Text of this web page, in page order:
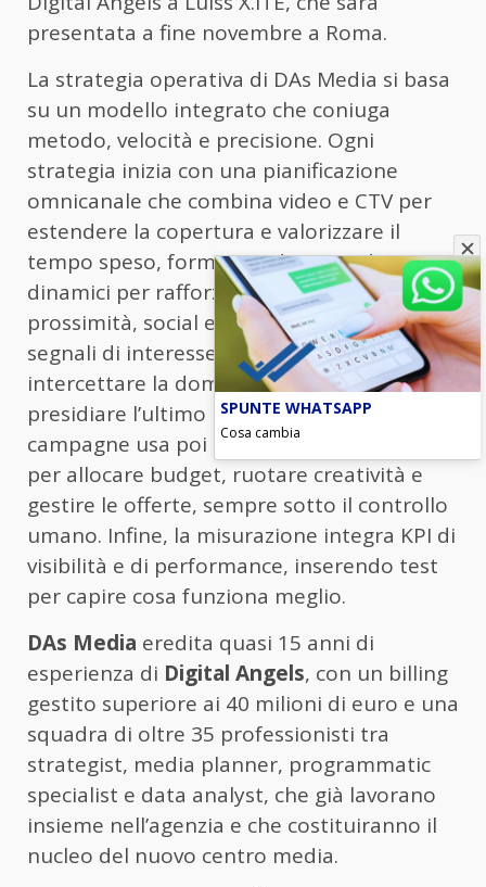
presentata a fine novembre a Roma.
La strategia operativa di DAs Media si basa
su un modello integrato che coniuga
metodo, velocità e precisione. Ogni
strategia inizia con una pianificazione
omnicanale che combina video e CTV per
estendere la copertura e valorizzare il
tempo speso, formati audio e outdoor
dinamici per rafforzare la memorabilità e la
prossimità, social e influencer per generare
segnali di interesse, search e GEO per
intercettare la domanda e retail media per
presidiare l’ultimo miglio. L’attivazione delle
campagne usa poi l’intelligenza artificiale
per allocare budget, ruotare creatività e
gestire le offerte, sempre sotto il controllo
umano. Infine, la misurazione integra KPI di
visibilità e di performance, inserendo test
per capire cosa funziona meglio.
DAs Media eredita quasi 15 anni di
esperienza di Digital Angels, con un billing
gestito superiore ai 40 milioni di euro e una
squadra di oltre 35 professionisti tra
strategist, media planner, programmatic
specialist e data analyst, che già lavorano
insieme nell’agenzia e che costituiranno il
nucleo del nuovo centro media.
SPUNTE WHATSAPP
Cosa cambia